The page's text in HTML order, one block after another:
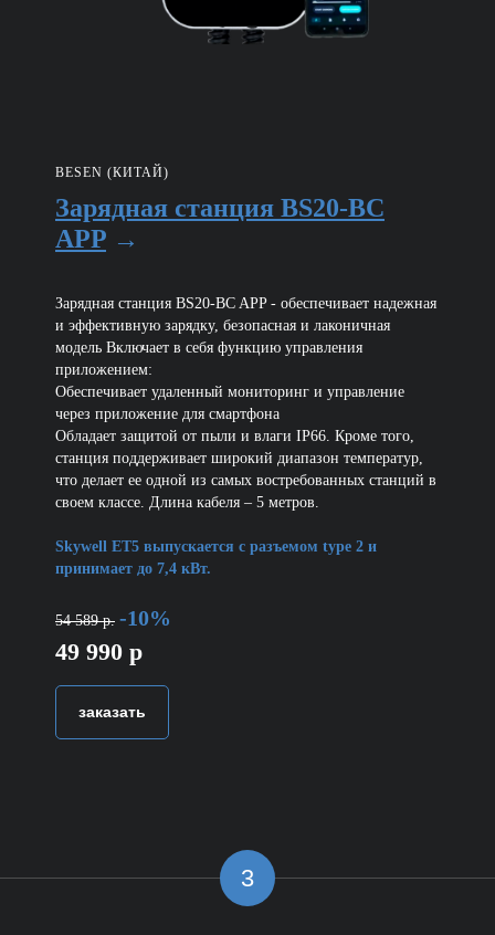
BESEN (КИТАЙ)
Зарядная станция BS20-BC
APP →
Зарядная станция BS20-BC APP - обеспечивает надежная
и эффективную зарядку, безопасная и лаконичная
модель Включает в себя функцию управления
приложением:
Обеспечивает удаленный мониторинг и управление
через приложение для смартфона
Обладает защитой от пыли и влаги IP66. Кроме того,
станция поддерживает широкий диапазон температур,
что делает ее одной из самых востребованных станций в
своем классе. Длина кабеля – 5 метров.
Skywell ET5 выпускается с разъемом type 2 и
принимает до 7,4 кВт.
54 589 р. -10%
49 990 р
заказать
3